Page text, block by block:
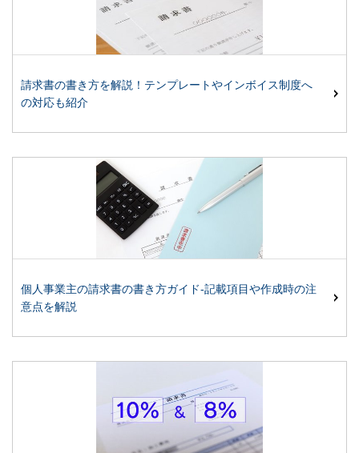
請求書の書き方を解説！テンプレートやインボイス制度へ
の対応も紹介
個人事業主の請求書の書き方ガイド-記載項目や作成時の注
意点を解説